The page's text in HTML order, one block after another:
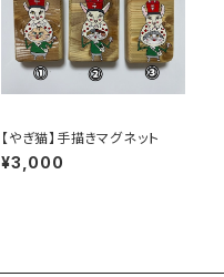
【やぎ猫】手描きマグネット
¥3,000